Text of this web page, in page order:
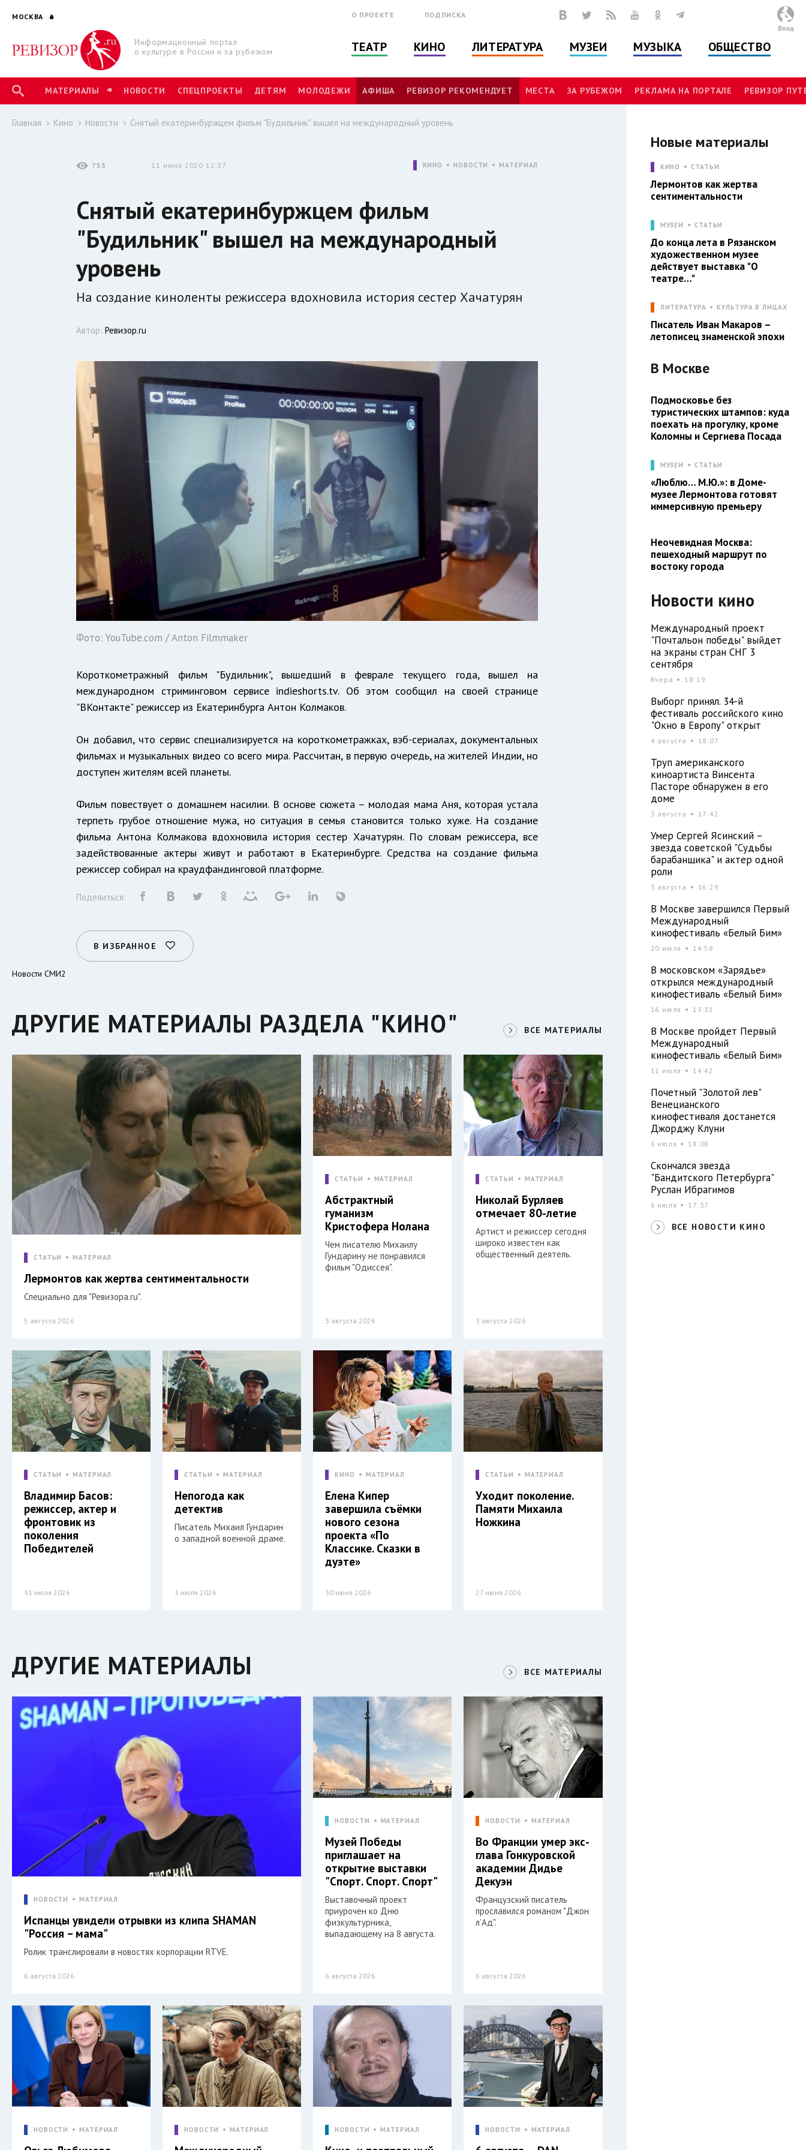
МОСКВА
Информационный портал
о культуре в России и за рубежом
О ПРОЕКТЕ ПОДПИСКА
ТЕАТР КИНО ЛИТЕРАТУРА МУЗЕИ МУЗЫКА ОБЩЕСТВО
Вход
МАТЕРИАЛЫ НОВОСТИ СПЕЦПРОЕКТЫ ДЕТЯМ МОЛОДЕЖИ АФИША РЕВИЗОР РЕКОМЕНДУЕТ МЕСТА ЗА РУБЕЖОМ РЕКЛАМА НА ПОРТАЛЕ РЕВИЗОР
Главная Кино Новости Снятый екатеринбуржцем фильм "Будильник" вышел на международный уровень
753 11 июня 2020 12:37 КИНО НОВОСТИ МАТЕРИАЛ
Снятый екатеринбуржцем фильм
"Будильник" вышел на международный
уровень
На создание киноленты режиссера вдохновила история сестер Хачатурян
Автор:Ревизор.ru
Фото: YouTube.com / Anton Filmmaker
Короткометражный фильм "Будильник", вышедший в феврале текущего года, вышел на
международном стриминговом сервисе indieshorts.tv. Об этом сообщил на своей странице
"ВКонтакте" режиссер из Екатеринбурга Антон Колмаков.
Он добавил, что сервис специализируется на короткометражках, вэб-сериалах, документальных
фильмах и музыкальных видео со всего мира. Рассчитан, в первую очередь, на жителей Индии, но
доступен жителям всей планеты.
Фильм повествует о домашнем насилии. В основе сюжета – молодая мама Аня, которая устала
терпеть грубое отношение мужа, но ситуация в семья становится только хуже. На создание
фильма Антона Колмакова вдохновила история сестер Хачатурян. По словам режиссера, все
задействованные актеры живут и работают в Екатеринбурге. Средства на создание фильма
режиссер собирал на краудфандинговой платформе.
Поделиться:
В ИЗБРАННОЕ
Новости СМИ2
ДРУГИЕ МАТЕРИАЛЫ РАЗДЕЛА "КИНО" ВСЕ МАТЕРИАЛЫ
СТАТЬИ МАТЕРИАЛ
Лермонтов как жертва сентиментальности
Специально для "Ревизора.ru".
5 августа 2026
СТАТЬИ МАТЕРИАЛ
Абстрактный
гуманизм
Кристофера Нолана
Чем писателю Михаилу
Гундарину не понравился
фильм "Одиссея".
3 августа 2026
СТАТЬИ МАТЕРИАЛ
Николай Бурляев
отмечает 80-летие
Артист и режиссер сегодня
широко известен как
общественный деятель.
3 августа 2026
СТАТЬИ МАТЕРИАЛ
Владимир Басов:
режиссер, актер и
фронтовик из
поколения
Победителей
31 июля 2026
СТАТЬИ МАТЕРИАЛ
Непогода как
детектив
Писатель Михаил Гундарин
о западной военной драме.
3 июля 2026
КИНО МАТЕРИАЛ
Елена Кипер
завершила съёмки
нового сезона
проекта «По
Классике. Сказки в
дуэте»
30 июня 2026
СТАТЬИ МАТЕРИАЛ
Уходит поколение.
Памяти Михаила
Ножкина
27 июня 2026
ДРУГИЕ МАТЕРИАЛЫ ВСЕ МАТЕРИАЛЫ
НОВОСТИ МАТЕРИАЛ
Испанцы увидели отрывки из клипа SHAMAN
"Россия – мама"
Ролик транслировали в новостях корпорации RTVE.
6 августа 2026
НОВОСТИ МАТЕРИАЛ
Музей Победы
приглашает на
открытие выставки
"Спорт. Спорт. Спорт"
Выставочный проект
приурочен ко Дню
физкультурника,
выпадающему на 8 августа.
6 августа 2026
НОВОСТИ МАТЕРИАЛ
Во Франции умер экс-
глава Гонкуровской
академии Дидье
Декуэн
Французский писатель
прославился романом "Джон
л’Ад".
6 августа 2026
НОВОСТИ МАТЕРИАЛ НОВОСТИ МАТЕРИАЛ НОВОСТИ МАТЕРИАЛ НОВОСТИ МАТЕРИАЛ
Новые материалы
КИНО СТАТЬИ
Лермонтов как жертва
сентиментальности
МУЗЕИ СТАТЬИ
До конца лета в Рязанском
художественном музее
действует выставка "О
театре…"
ЛИТЕРАТУРА КУЛЬТУРА В ЛИЦАХ
Писатель Иван Макаров –
летописец знаменской эпохи
В Москве
Подмосковье без
туристических штампов: куда
поехать на прогулку, кроме
Коломны и Сергиева Посада
МУЗЕИ СТАТЬИ
«Люблю… М.Ю.»: в Доме-
музее Лермонтова готовят
иммерсивную премьеру
Неочевидная Москва:
пешеходный маршрут по
востоку города
Новости кино
Международный проект
"Почтальон победы" выйдет
на экраны стран СНГ 3
сентября
Вчера 18:19
Выборг принял. 34-й
фестиваль российского кино
"Окно в Европу" открыт
4 августа 18:07
Труп американского
киноартиста Винсента
Пасторе обнаружен в его
доме
3 августа 17:42
Умер Сергей Ясинский –
звезда советской "Судьбы
барабанщика" и актер одной
роли
3 августа 16:29
В Москве завершился Первый
Международный
кинофестиваль «Белый Бим»
20 июля 14:58
В московском «Зарядье»
открылся международный
кинофестиваль «Белый Бим»
16 июля 13:31
В Москве пройдет Первый
Международный
кинофестиваль «Белый Бим»
11 июля 14:42
Почетный "Золотой лев"
Венецианского
кинофестиваля достанется
Джорджу Клуни
6 июля 18:08
Скончался звезда
"Бандитского Петербурга"
Руслан Ибрагимов
6 июля 17:37
ВСЕ НОВОСТИ КИНО